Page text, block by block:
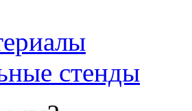
стенды